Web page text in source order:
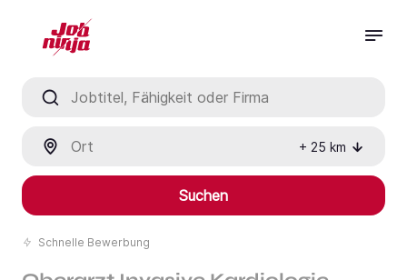
+ 25 km
Suchen
Schnelle Bewerbung